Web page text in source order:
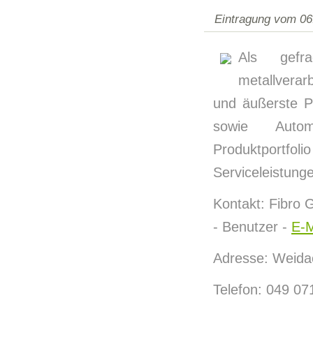
Eintragung vom
Als
und äußerste
sowie
Kontakt: Fibro
- Benutzer - E-
Adresse:
Telefon: 049